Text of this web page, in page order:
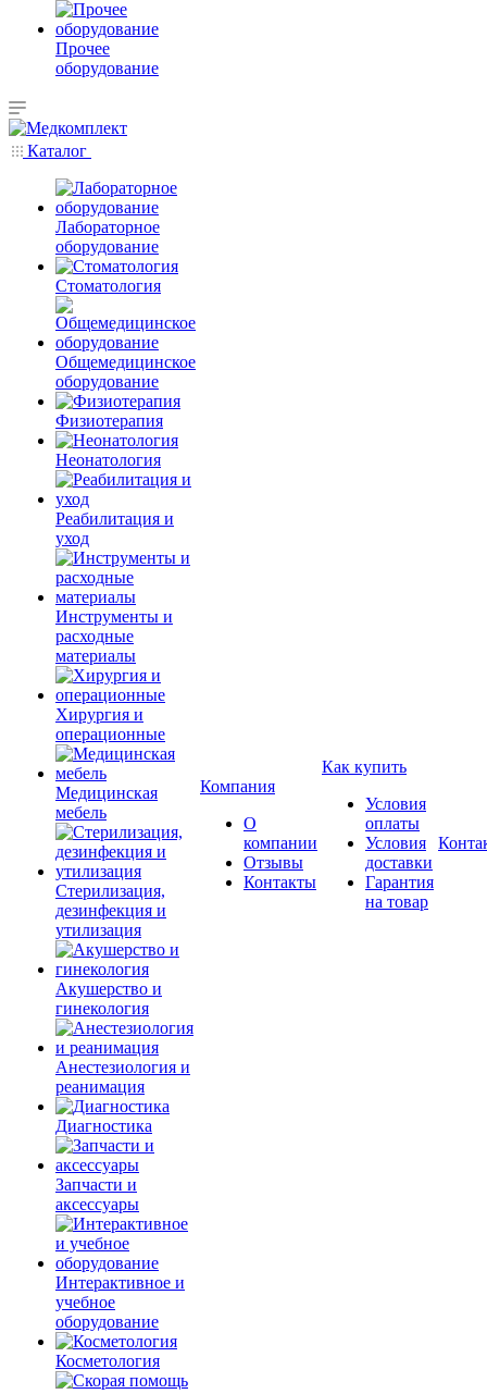
Прочее
оборудование
Каталог
Лабораторное
оборудование
Стоматология
Общемедицинское
оборудование
Физиотерапия
Неонатология
Реабилитация и
уход
Инструменты и
расходные
материалы
Хирургия и
операционные
Медицинская
мебель
Стерилизация,
дезинфекция и
утилизация
Акушерство и
гинекология
Анестезиология и
реанимация
Диагностика
Запчасти и
аксессуары
Интерактивное и
учебное
оборудование
Косметология
Компания
О
компании
Отзывы
Контакты
Как купить
Условия
оплаты
Условия
доставки
Гарантия
на товар